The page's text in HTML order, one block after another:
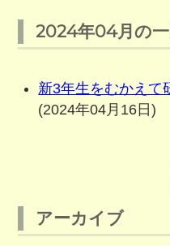
2024年04月の
新3年生をむかえて
(2024年04月16日)
アーカイブ